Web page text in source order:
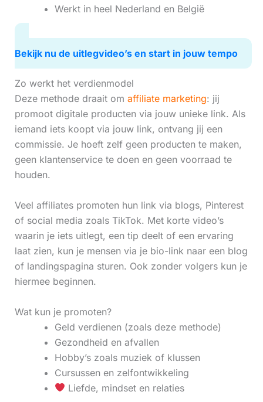
Werkt in heel Nederland en België
Bekijk nu de uitlegvideo’s en start in jouw tempo
Zo werkt het verdienmodel
Deze methode draait om affiliate marketing: jij
promoot digitale producten via jouw unieke link. Als
iemand iets koopt via jouw link, ontvang jij een
commissie. Je hoeft zelf geen producten te maken,
geen klantenservice te doen en geen voorraad te
houden.
Veel affiliates promoten hun link via blogs, Pinterest
of social media zoals TikTok. Met korte video’s
waarin je iets uitlegt, een tip deelt of een ervaring
laat zien, kun je mensen via je bio-link naar een blog
of landingspagina sturen. Ook zonder volgers kun je
hiermee beginnen.
Wat kun je promoten?
Geld verdienen (zoals deze methode)
Gezondheid en afvallen
Hobby’s zoals muziek of klussen
Cursussen en zelfontwikkeling
Liefde, mindset en relaties